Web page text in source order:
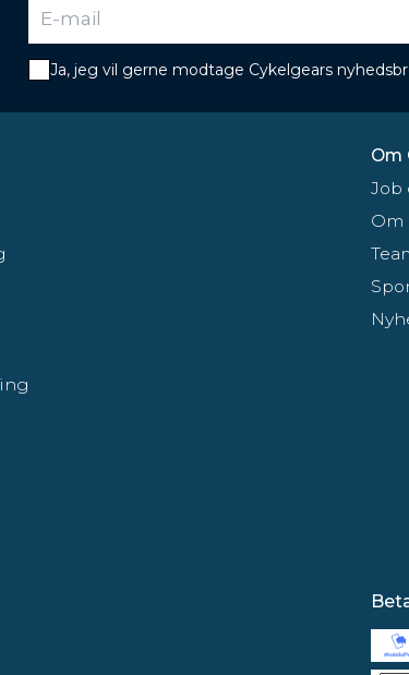
Ja, jeg vil gerne modtage Cykelgears
Om
Job
Om